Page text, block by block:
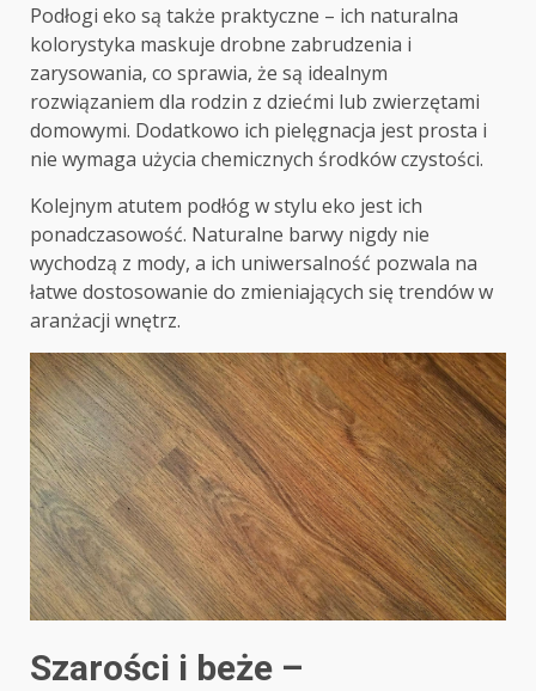
Podłogi eko są także praktyczne – ich naturalna
kolorystyka maskuje drobne zabrudzenia i
zarysowania, co sprawia, że są idealnym
rozwiązaniem dla rodzin z dziećmi lub zwierzętami
domowymi. Dodatkowo ich pielęgnacja jest prosta i
nie wymaga użycia chemicznych środków czystości.
Kolejnym atutem podłóg w stylu eko jest ich
ponadczasowość. Naturalne barwy nigdy nie
wychodzą z mody, a ich uniwersalność pozwala na
łatwe dostosowanie do zmieniających się trendów w
aranżacji wnętrz.
Szarości i beże –